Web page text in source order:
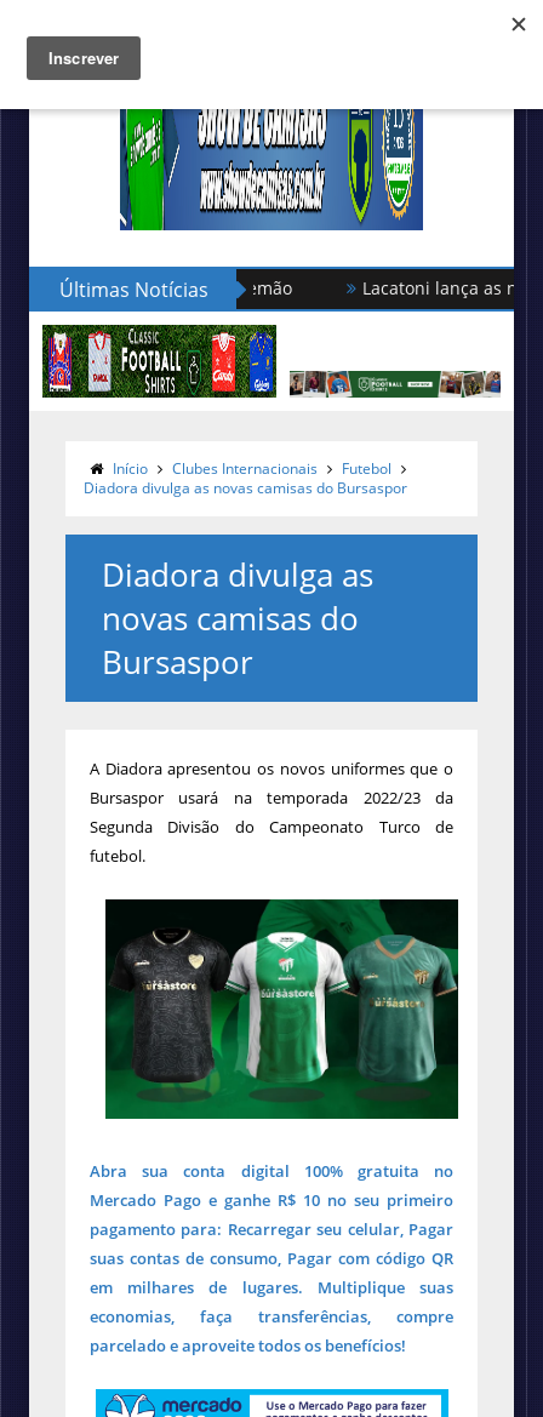
Últimas Notícias Lacatoni lança as novas
Início Clubes Internacionais
Futebol
Diadora divulga as novas camisas do Bursaspor
Diadora divulga as
novas camisas do
Bursaspor
A Diadora apresentou os novos uniformes que o
Bursaspor usará na temporada 2022/23 da
Segunda Divisão do Campeonato Turco de
futebol.
Abra sua conta digital 100% gratuita no
Mercado Pago e ganhe R$ 10 no seu primeiro
pagamento para: Recarregar seu celular, Pagar
suas contas de consumo, Pagar com código QR
em milhares de lugares. Multiplique suas
economias, faça transferências, compre
parcelado e aproveite todos os benefícios!